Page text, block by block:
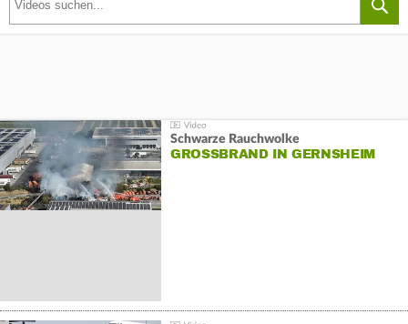
Schwarze Rauchwolke
GROSSBRAND IN GERNSHEIM